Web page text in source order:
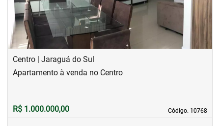
Centro | Jaraguá do Sul
Código. 10768
Código. 10768
Apartamento à venda no Centro
R$ 1.000.000,00